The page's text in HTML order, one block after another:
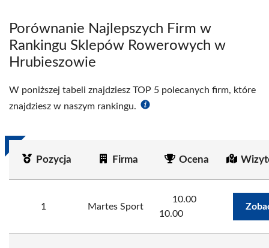
Porównanie Najlepszych Firm w
Rankingu Sklepów Rowerowych w
Hrubieszowie
W poniższej tabeli znajdziesz TOP 5 polecanych firm, które
znajdziesz w naszym rankingu.
Pozycja Firma Ocena
1 Martes Sport
10.00
10.00